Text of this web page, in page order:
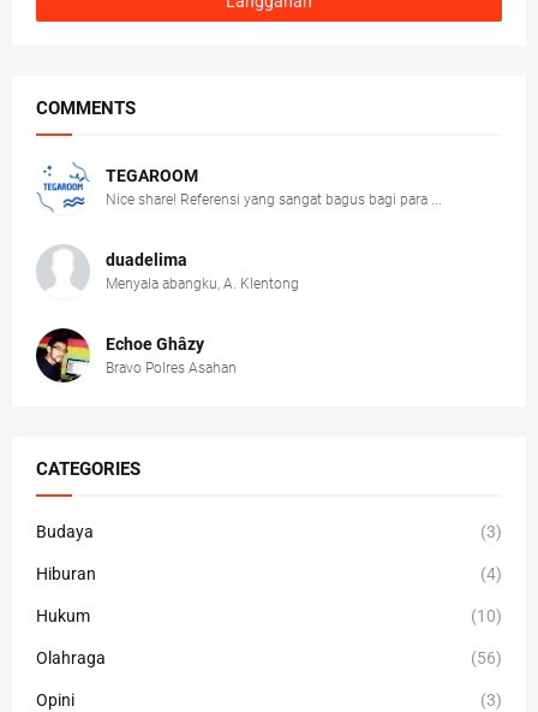
COMMENTS
TEGAROOM
Nice share! Referensi yang sangat bagus bagi para ...
duadelima
Menyala abangku, A. Klentong
Echoe Ghâzy
Bravo Polres Asahan
CATEGORIES
Budaya (3)
Hiburan (4)
Hukum (10)
Olahraga (56)
Opini (3)